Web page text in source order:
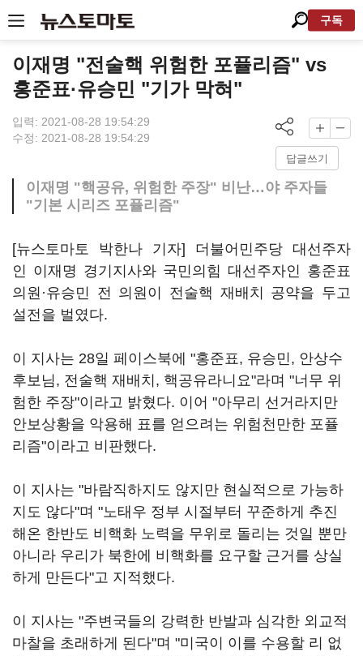
구독
이재명 "전술핵 위험한 포퓰리즘" vs
홍준표·유승민 "기가 막혀"
입력: 2021-08-28 19:54:29
수정: 2021-08-28 19:54:29
답글쓰기
이재명 "핵공유, 위험한 주장" 비난…야 주자들
"기본 시리즈 포퓰리즘"
[뉴스토마토 박한나 기자] 더불어민주당 대선주자
인 이재명 경기지사와 국민의힘 대선주자인 홍준표
의원·유승민 전 의원이 전술핵 재배치 공약을 두고
설전을 벌였다.
이 지사는 28일 페이스북에 "홍준표, 유승민, 안상수
후보님, 전술핵 재배치, 핵공유라니요"라며 "너무 위
험한 주장"이라고 밝혔다. 이어 "아무리 선거라지만
안보상황을 악용해 표를 얻으려는 위험천만한 포퓰
리즘"이라고 비판했다.
이 지사는 "바람직하지도 않지만 현실적으로 가능하
지도 않다"며 "노태우 정부 시절부터 꾸준하게 추진
해온 한반도 비핵화 노력을 무위로 돌리는 것일 뿐만
아니라 우리가 북한에 비핵화를 요구할 근거를 상실
하게 만든다"고 지적했다.
이 지사는 "주변국들의 강력한 반발과 심각한 외교적
마찰을 초래하게 된다"며 "미국이 이를 수용할 리 없